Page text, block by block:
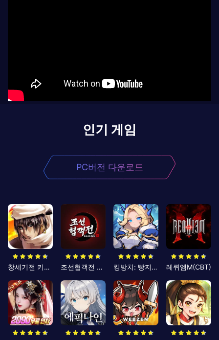
인기 게임
PC버전 다운로드
창세기전 키우기 조선협객전 클래식 킹방치: 빵지의 제왕 레퀴엠M(CBT)